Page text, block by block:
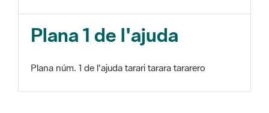
Plana 1 de l'ajuda
Plana núm. 1 de l'ajuda tarari tarara tararero